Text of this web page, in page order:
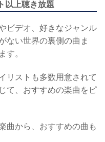
以上聴き放題
ビデオ、好きなジャンル
ない世界の裏側の曲ま
す。
リストも多数用意されて
て、おすすめの楽曲をピ
曲から、おすすめの曲も